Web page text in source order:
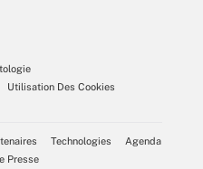
Utilisation Des Cookies
Technologies
Agenda
Presse